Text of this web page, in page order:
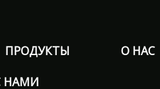
ПРОДУКТЫ О НАС
НАМИ